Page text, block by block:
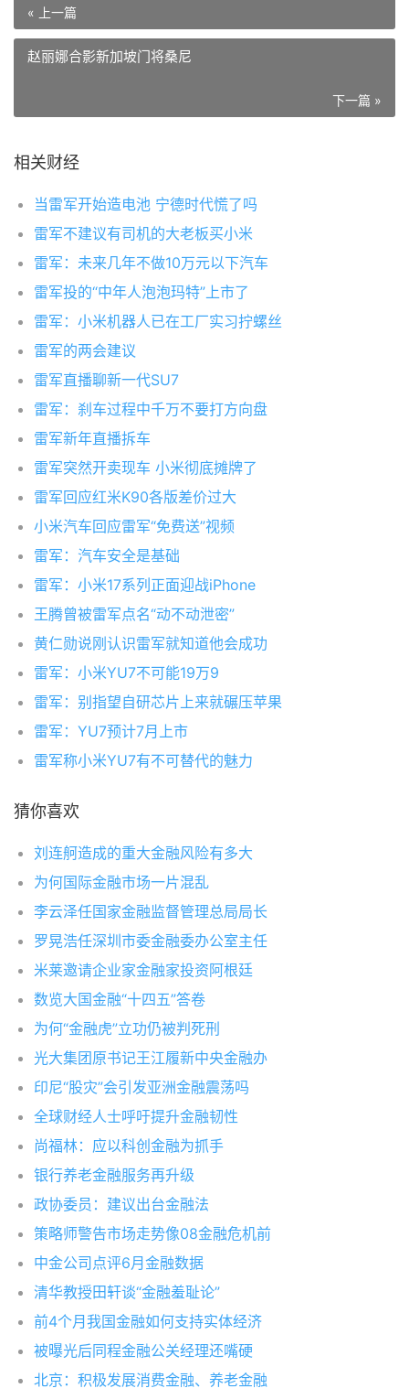
« 上一篇
赵丽娜合影新加坡门将桑尼
下一篇 »
相关财经
当雷军开始造电池 宁德时代慌了吗
雷军不建议有司机的大老板买小米
雷军：未来几年不做10万元以下汽车
雷军投的“中年人泡泡玛特”上市了
雷军：小米机器人已在工厂实习拧螺丝
雷军的两会建议
雷军直播聊新一代SU7
雷军：刹车过程中千万不要打方向盘
雷军新年直播拆车
雷军突然开卖现车 小米彻底摊牌了
雷军回应红米K90各版差价过大
小米汽车回应雷军“免费送”视频
雷军：汽车安全是基础
雷军：小米17系列正面迎战iPhone
王腾曾被雷军点名“动不动泄密”
黄仁勋说刚认识雷军就知道他会成功
雷军：小米YU7不可能19万9
雷军：别指望自研芯片上来就碾压苹果
雷军：YU7预计7月上市
雷军称小米YU7有不可替代的魅力
猜你喜欢
刘连舸造成的重大金融风险有多大
为何国际金融市场一片混乱
李云泽任国家金融监督管理总局局长
罗晃浩任深圳市委金融委办公室主任
米莱邀请企业家金融家投资阿根廷
数览大国金融“十四五”答卷
为何“金融虎”立功仍被判死刑
光大集团原书记王江履新中央金融办
印尼“股灾”会引发亚洲金融震荡吗
全球财经人士呼吁提升金融韧性
尚福林：应以科创金融为抓手
银行养老金融服务再升级
政协委员：建议出台金融法
策略师警告市场走势像08金融危机前
中金公司点评6月金融数据
清华教授田轩谈“金融羞耻论”
前4个月我国金融如何支持实体经济
被曝光后同程金融公关经理还嘴硬
北京：积极发展消费金融、养老金融